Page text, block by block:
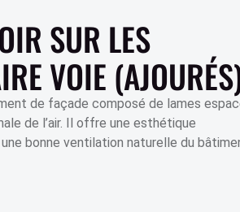
SUR LES
VOIE
de façade composé de lames
de l’air. Il offre une esthétique
bonne ventilation naturelle du